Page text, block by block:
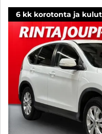
6 kk korotonta ja